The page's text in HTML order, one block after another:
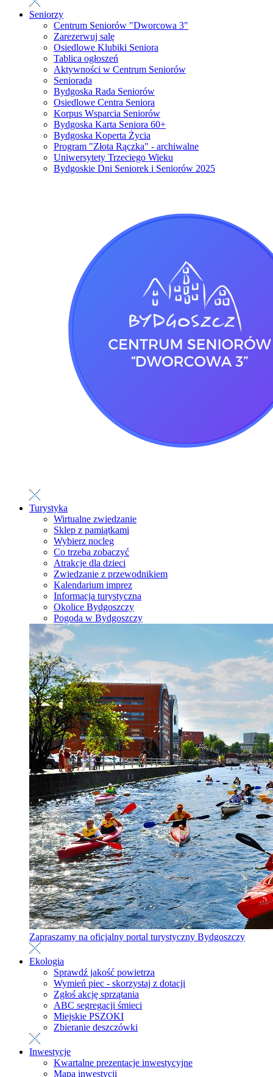
Seniorzy
Centrum Seniorów "Dworcowa 3"
Zarezerwuj salę
Osiedlowe Klubiki Seniora
Tablica ogłoszeń
Aktywności w Centrum Seniorów
Seniorada
Bydgoska Rada Seniorów
Osiedlowe Centra Seniora
Korpus Wsparcia Seniorów
Bydgoska Karta Seniora 60+
Bydgoska Koperta Życia
Program "Złota Rączka" - archiwalne
Uniwersytety Trzeciego Wieku
Bydgoskie Dni Seniorek i Seniorów 2025
Turystyka
Wirtualne zwiedzanie
Sklep z pamiątkami
Wybierz nocleg
Co trzeba zobaczyć
Atrakcje dla dzieci
Zwiedzanie z przewodnikiem
Kalendarium imprez
Informacja turystyczna
Okolice Bydgoszczy
Pogoda w Bydgoszczy
Zapraszamy na oficjalny portal turystyczny Bydgoszczy
Ekologia
Sprawdź jakość powietrza
Wymień piec - skorzystaj z dotacji
Zgłoś akcję sprzątania
ABC segregacji śmieci
Miejskie PSZOKI
Zbieranie deszczówki
Inwestycje
Kwartalne prezentacje inwestycyjne
Mapa inwestycji